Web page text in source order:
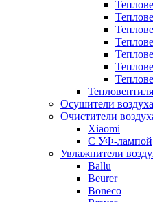
Осушители воздуха
Очистители
Xiaomi
С УФ-лампой
Увлажнители
Ballu
Beurer
Boneco